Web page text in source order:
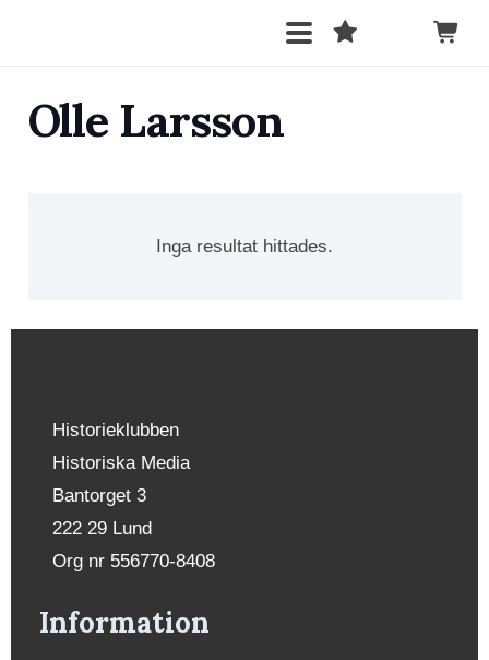
Olle Larsson
Inga resultat hittades.
Historieklubben
Historiska Media
Bantorget 3
222 29 Lund
Org nr 556770-8408
Information